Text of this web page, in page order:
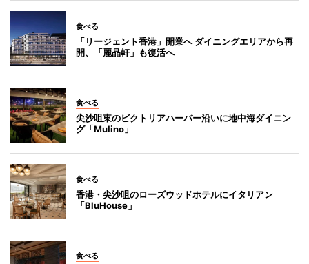
食べる
「リージェント香港」開業へ ダイニングエリアから再
開、「麗晶軒」も復活へ
食べる
尖沙咀東のビクトリアハーバー沿いに地中海ダイニン
グ「Mulino」
食べる
香港・尖沙咀のローズウッドホテルにイタリアン
「BluHouse」
食べる